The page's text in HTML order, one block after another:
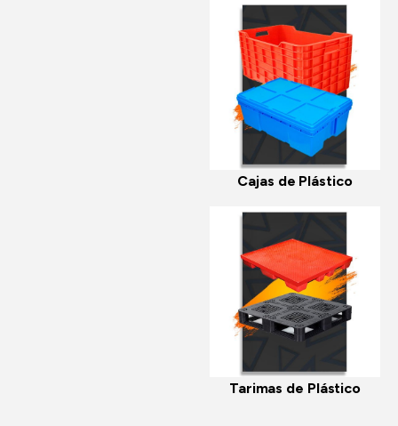
Cajas de Plástico
Tarimas de Plástico